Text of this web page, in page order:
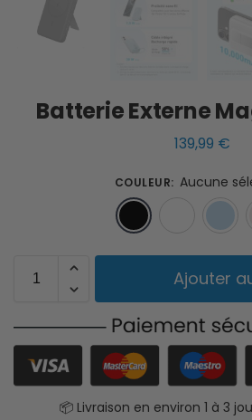
Batterie Externe
139,99 €
COULEUR: Aucune
Noir
Ajouter
📦 Livraison en environ 1 à 3